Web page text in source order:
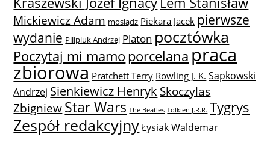
Mickiewicz Adam mosiądz Piekara Jacek pierwsze
wydanie Pilipiuk Andrzej Platon pocztówka
Poczytaj mi mamoporcelana praca
zbiorowa Pratchett Terry Rowling J. K. Sapkowski
Andrzej Sienkiewicz Henryk Skoczylas
ZbigniewStar Wars The Beatles Tolkien J.R.R. Tygrys
Zespół redakcyjny Łysiak Waldemar